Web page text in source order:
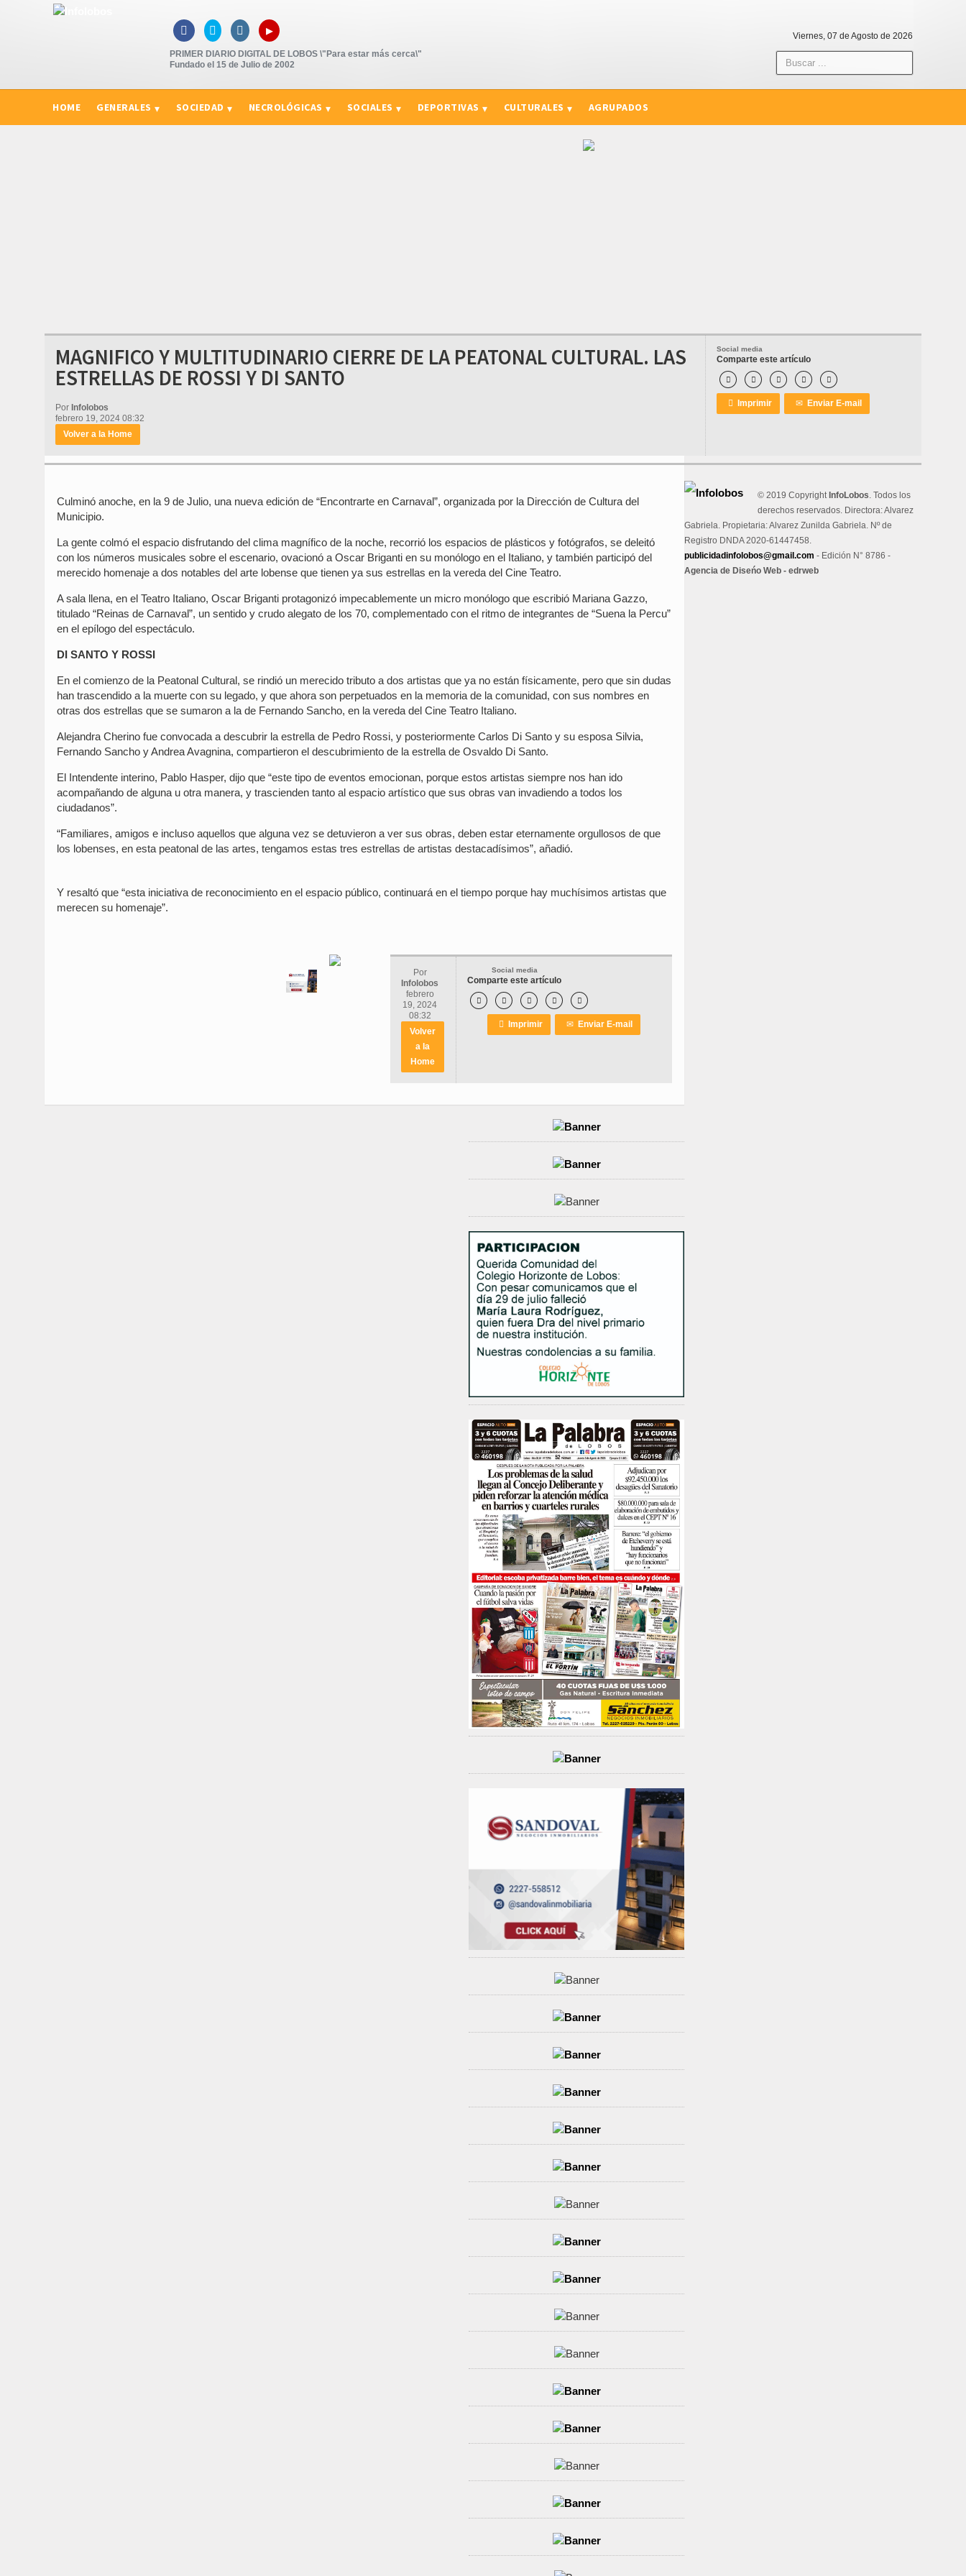
   ▸
PRIMER DIARIO DIGITAL DE LOBOS \"Para estar más cerca\"
Fundado el 15 de Julio de 2002
Viernes, 07 de Agosto de 2026
HOME GENERALES SOCIEDAD NECROLÓGICAS SOCIALES DEPORTIVAS CULTURALES AGRUPADOS
Social media
Comparte este artículo
    
 Imprimir ✉ Enviar E-mail
MAGNIFICO Y MULTITUDINARIO CIERRE DE LA PEATONAL CULTURAL. LAS
ESTRELLAS DE ROSSI Y DI SANTO
Por Infolobos
febrero 19, 2024 08:32
Volver a la Home
Culminó anoche, en la 9 de Julio, una nueva edición de “Encontrarte en Carnaval”, organizada por la Dirección de Cultura del
Municipio.
La gente colmó el espacio disfrutando del clima magnífico de la noche, recorrió los espacios de plásticos y fotógrafos, se deleitó
con los números musicales sobre el escenario, ovacionó a Oscar Briganti en su monólogo en el Italiano, y también participó del
merecido homenaje a dos notables del arte lobense que tienen ya sus estrellas en la vereda del Cine Teatro.
A sala llena, en el Teatro Italiano, Oscar Briganti protagonizó impecablemente un micro monólogo que escribió Mariana Gazzo,
titulado “Reinas de Carnaval”, un sentido y crudo alegato de los 70, complementado con el ritmo de integrantes de “Suena la Percu”
en el epílogo del espectáculo.
DI SANTO Y ROSSI
En el comienzo de la Peatonal Cultural, se rindió un merecido tributo a dos artistas que ya no están físicamente, pero que sin dudas
han trascendido a la muerte con su legado, y que ahora son perpetuados en la memoria de la comunidad, con sus nombres en
otras dos estrellas que se sumaron a la de Fernando Sancho, en la vereda del Cine Teatro Italiano.
Alejandra Cherino fue convocada a descubrir la estrella de Pedro Rossi, y posteriormente Carlos Di Santo y su esposa Silvia,
Fernando Sancho y Andrea Avagnina, compartieron el descubrimiento de la estrella de Osvaldo Di Santo.
El Intendente interino, Pablo Hasper, dijo que “este tipo de eventos emocionan, porque estos artistas siempre nos han ido
acompañando de alguna u otra manera, y trascienden tanto al espacio artístico que sus obras van invadiendo a todos los
ciudadanos”.
“Familiares, amigos e incluso aquellos que alguna vez se detuvieron a ver sus obras, deben estar eternamente orgullosos de que
los lobenses, en esta peatonal de las artes, tengamos estas tres estrellas de artistas destacadísimos”, añadió.
Y resaltó que “esta iniciativa de reconocimiento en el espacio público, continuará en el tiempo porque hay muchísimos artistas que
merecen su homenaje”.
Social media
Comparte este artículo
    
 Imprimir ✉Enviar E-mail
Por
Infolobos
febrero
19, 2024
08:32
Volver
a la
Home
© 2019 Copyright InfoLobos. Todos los
derechos reservados. Directora: Alvarez
Gabriela. Propietaria: Alvarez Zunilda Gabriela. Nº de
Registro DNDA 2020-61447458.
publicidadinfolobos@gmail.com - Edición N° 8786 -
Agencia de Diseńo Web - edrweb